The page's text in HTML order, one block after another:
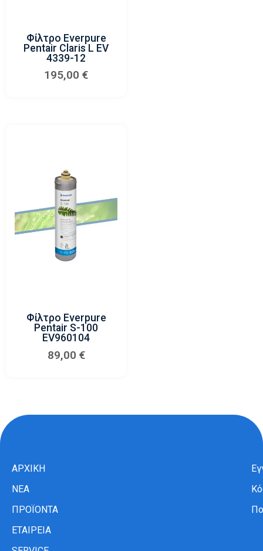
Φίλτρο Everpure
Pentair Claris L EV
4339-12
195,00€
Φίλτρο Everpure
Pentair S-100
EV960104
89,00 €
ΑΡΧΙΚΗ
ΝΕΑ
ΠΡΟΪΟΝΤΑ
ΕΤΑΙΡΕΙΑ